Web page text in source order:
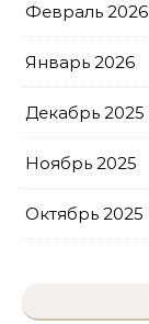
Февраль 2026
Январь 2026
Декабрь 2025
Ноябрь 2025
Октябрь 2025